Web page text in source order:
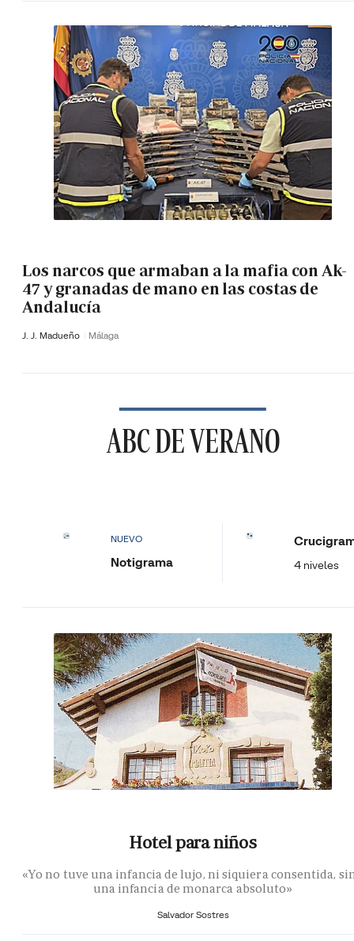
Los narcos que armaban a la mafia con Ak-
47 y granadas de mano en las costas de
Andalucía
J. J. Madueño Málaga
ABC DE VERANO
NUEVO
Notigrama 4 niveles
Hotel para niños
«Yo no tuve una infancia de lujo, ni siquiera consentida,
una infancia de monarca absoluto»
Salvador Sostres